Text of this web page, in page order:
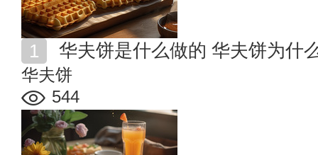
华夫饼是什么做的 华夫饼为什
华夫饼
544